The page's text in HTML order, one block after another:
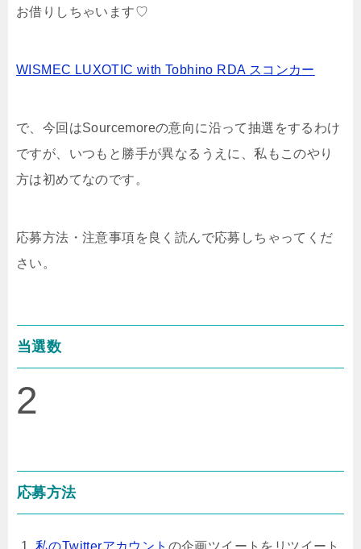
お借りしちゃいます♡
WISMEC LUXOTIC with Tobhino RDA スコンカー
で、今回はSourcemoreの意向に沿って抽選をするわけ
ですが、いつもと勝手が異なるうえに、私もこのやり
方は初めてなのです。
応募方法・注意事項を良く読んで応募しちゃってくだ
さい。
当選数
2
応募方法
私のTwitterアカウント の企画ツイートをリツイート